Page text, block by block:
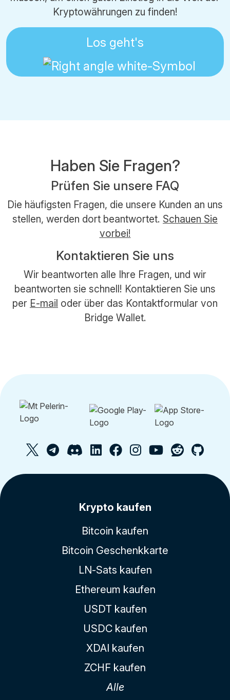
Kryptowährungen zu finden!
Los geht's
Haben Sie Fragen?
Prüfen Sie unsere FAQ
Die häufigsten Fragen, die unsere Kunden an uns
stellen, werden dort beantwortet. Schauen Sie
vorbei!
Kontaktieren Sie uns
Wir beantworten alle Ihre Fragen, und wir
beantworten sie schnell! Kontaktieren Sie uns
per E-mail oder über das Kontaktformular von
Bridge Wallet.
Krypto kaufen
Bitcoin kaufen
Bitcoin Geschenkkarte
LN-Sats kaufen
Ethereum kaufen
USDT kaufen
USDC kaufen
XDAI kaufen
ZCHF kaufen
Alle